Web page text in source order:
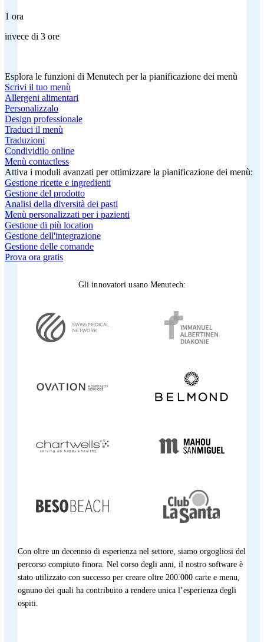
1 ora
invece di 3 ore
Esplora le funzioni di Menutech per la pianificazione dei menù
Scrivi il tuo menù
Allergeni alimentari
Personalizzalo
Design professionale
Traduci il menù
Traduzioni
Condividilo online
Menù contactless
Attiva i moduli avanzati per ottimizzare la pianificazione dei menù:
Gestione ricette e ingredienti
Gestione del prodotto
Analisi della diversità dei pasti
Menù personalizzati per i pazienti
Gestione di più location
Gestione dell'integrazione
Gestione delle comande
Prova ora gratis
Gli innovatori usano Menutech:
Con oltre un decennio di esperienza nel settore, siamo orgogliosi del
percorso compiuto finora. Nel corso degli anni, il nostro software è
stato utilizzato con successo per creare oltre 200.000 carte e menu,
ognuno dei quali ha contribuito a rendere unica l’esperienza degli
ospiti.